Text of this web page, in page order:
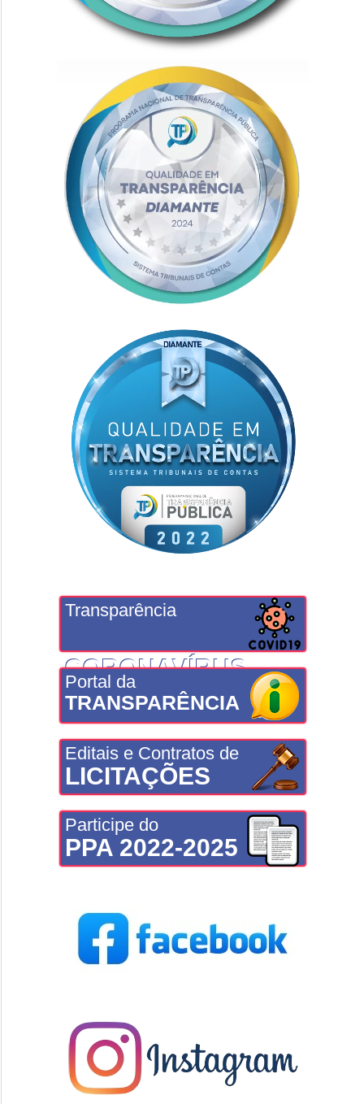
Transparência
CORONAVÍRUS
Portal da
TRANSPARÊNCIA
Editais e Contratos de
LICITAÇÕES
Participe do
PPA 2022-2025